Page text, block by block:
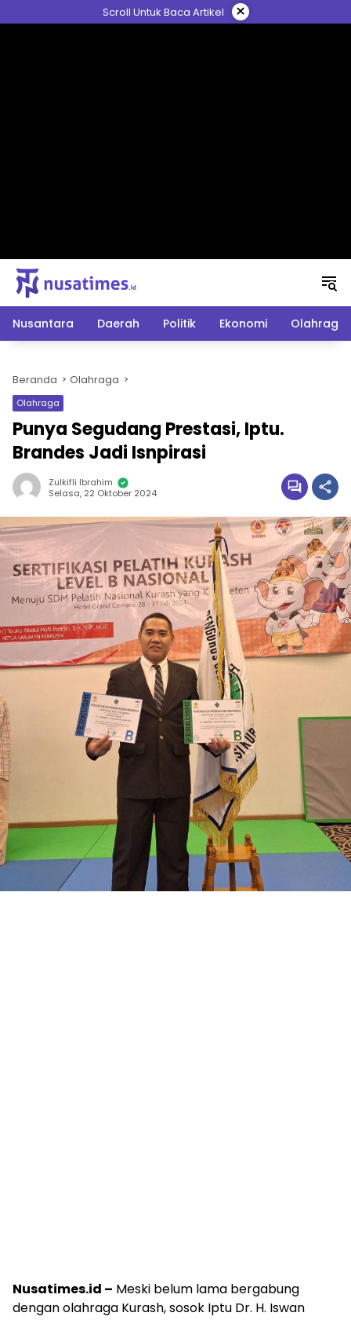
ke
Scroll Untuk Baca Artikel ×
Nusantara Daerah Politik Ekonomi Olahraga
Beranda Olahraga
Olahraga
Punya Segudang Prestasi, Iptu.
Brandes Jadi Isnpirasi
Zulkifli Ibrahim
Selasa, 22 Oktober 2024
Nusatimes.id – Meski belum lama bergabung
dengan olahraga Kurash, sosok Iptu Dr. H. Iswan